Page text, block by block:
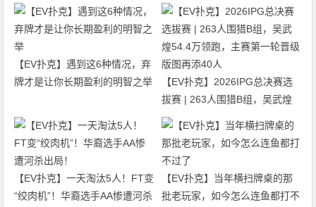
【EV扑克】遇到这6种情况，弃
牌才是让你长期盈利的明智之举
【EV扑克】2026IPG总决赛选
拔赛 | 263人围猎B组，吴武煌
54.4万领跑，主赛第一轮晋级版
【EV扑克】一天淘汰5人！FT变
“绞肉机”！华裔选手AA惨遭河杀
【EV扑克】当年横扫牌桌的那
批老玩家，如今怎么连鱼都打不